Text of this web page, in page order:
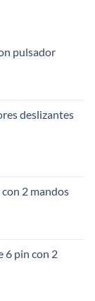
pulsador
deslizantes
2 mandos
6 pin con 2